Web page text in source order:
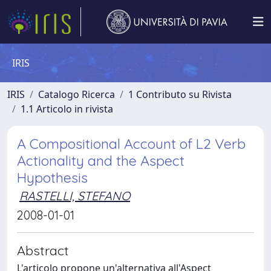
IRIS
IRIS Catalogo Ricerca
1 Contributo su Rivista
1.1 Articolo in rivista
A Compositional Account of L2 Verb
Actionality and the Aspect
Hypothesis
RASTELLI, STEFANO
2008-01-01
Abstract
L'articolo propone un'alternativa all'Aspect